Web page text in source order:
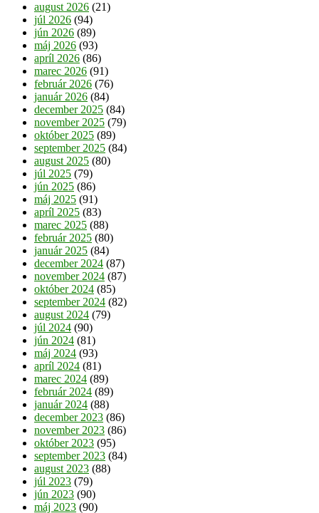
august 2026 (21)
júl 2026 (94)
jún 2026 (89)
máj 2026 (93)
apríl 2026 (86)
marec 2026 (91)
február 2026 (76)
január 2026 (84)
december 2025 (84)
november 2025 (79)
október 2025 (89)
september 2025 (84)
august 2025 (80)
júl 2025 (79)
jún 2025 (86)
máj 2025 (91)
apríl 2025 (83)
marec 2025 (88)
február 2025 (80)
január 2025 (84)
december 2024 (87)
november 2024 (87)
október 2024 (85)
september 2024 (82)
august 2024 (79)
júl 2024 (90)
jún 2024 (81)
máj 2024 (93)
apríl 2024 (81)
marec 2024 (89)
február 2024 (89)
január 2024 (88)
december 2023 (86)
november 2023 (86)
október 2023 (95)
september 2023 (84)
august 2023 (88)
júl 2023 (79)
jún 2023 (90)
máj 2023 (90)